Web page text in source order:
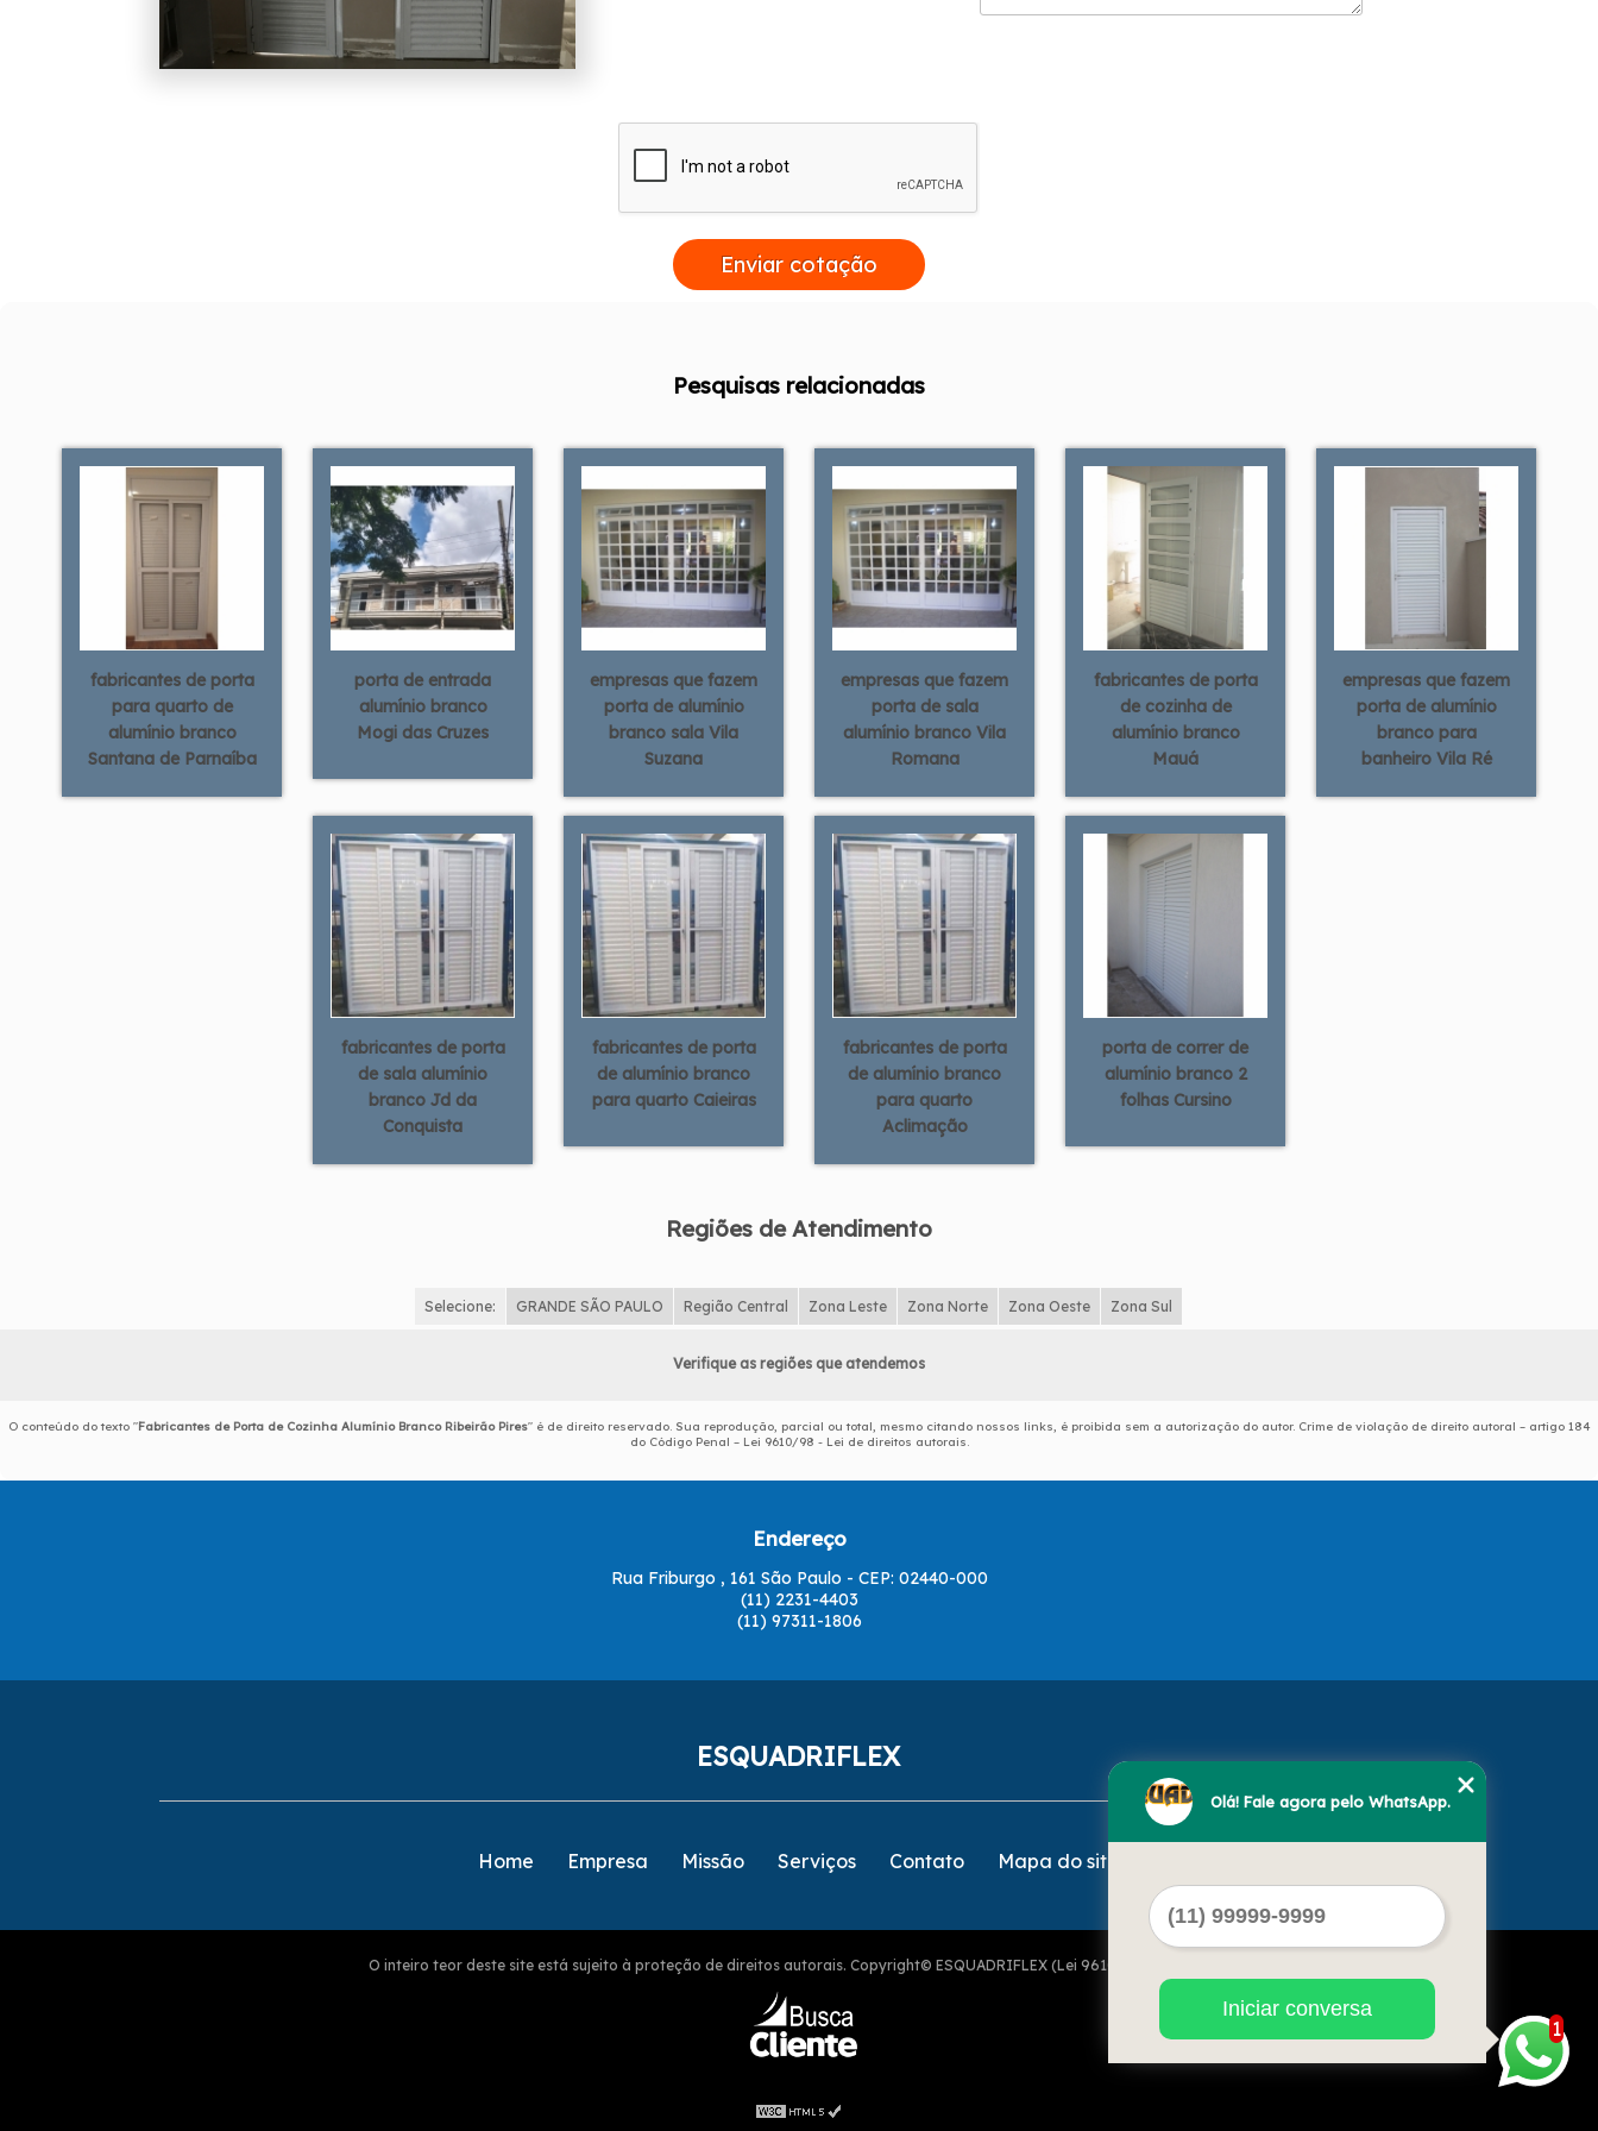
Enviar cotação
Pesquisas relacionadas
fabricantes de porta
para quarto de
alumínio branco
Santana de Parnaíba
porta de entrada
alumínio branco
Mogi das Cruzes
empresas que fazem
porta de alumínio
branco sala Vila
Suzana
empresas que fazem
porta de sala
alumínio branco Vila
Romana
fabricantes de porta
de cozinha de
alumínio branco
Mauá
empresas que fazem
porta de alumínio
branco para
banheiro Vila Ré
fabricantes de porta
de sala alumínio
branco Jd da
Conquista
fabricantes de porta
de alumínio branco
para quarto Caieiras
fabricantes de porta
de alumínio branco
para quarto
Aclimação
porta de correr de
alumínio branco 2
folhas Cursino
Regiões de Atendimento
Selecione: GRANDE SÃO PAULO Região Central Zona Leste Zona Norte Zona Oeste Zona Sul
Verifique as regiões que atendemos
O conteúdo do texto "Fabricantes de Porta de Cozinha Alumínio Branco Ribeirão Pires" é de direito reservado. Sua reprodução, parcial ou total, mesmo citando nossos links, é proibida sem a autorização do autor. Crime de violação de direito autoral – artigo 184
do Código Penal – Lei 9610/98 - Lei de direitos autorais.
Endereço
Rua Friburgo , 161 São Paulo - CEP: 02440-000
(11) 2231-4403
(11) 97311-1806
ESQUADRIFLEX
Home Empresa Missão Serviços Contato Mapa do site
O inteiro teor deste site está sujeito à proteção de direitos autorais. Copyright© ESQUADRIFLEX (Lei 9610 de 19/02/1998)
1
Olá! Fale agora pelo WhatsApp.
Iniciar conversa